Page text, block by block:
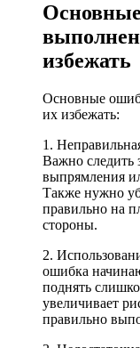
избежать
Основные
их избежать:
1.
Важно следить
выпрямления
Также нужно
правильно на
стороны.
2.
ошибка
поднять
увеличивает
правильно